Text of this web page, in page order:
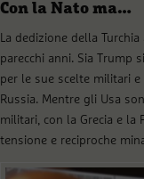
Con la Nato ma…
La dedizione della
parecchi anni. Sia Trump
per le sue scelte militari
Russia. Mentre gli Usa
militari, con la Grecia e la
tensione e reciproche